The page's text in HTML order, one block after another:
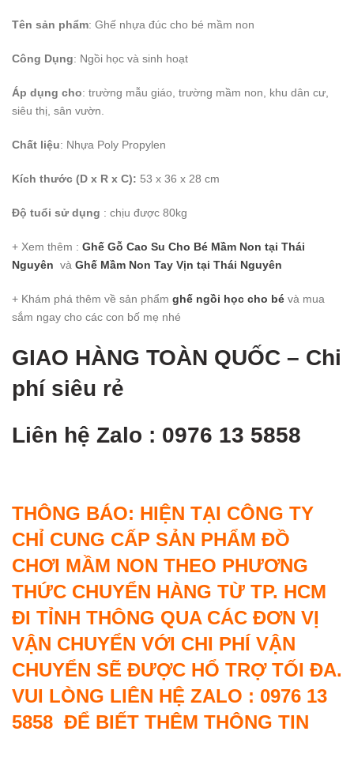
Tên sản phẩm: Ghế nhựa đúc cho bé mầm non
Công Dụng: Ngồi học và sinh hoạt
Áp dụng cho: trường mẫu giáo, trường mầm non, khu dân cư,
siêu thị, sân vườn.
Chất liệu: Nhựa Poly Propylen
Kích thước (D x R x C): 53 x 36 x 28 cm
Độ tuổi sử dụng : chịu được 80kg
+ Xem thêm : Ghế Gỗ Cao Su Cho Bé Mầm Non tại Thái
Nguyên và Ghế Mầm Non Tay Vịn tại Thái Nguyên
+ Khám phá thêm về sản phẩm ghế ngồi học cho bé và mua
sắm ngay cho các con bố mẹ nhé
GIAO HÀNG TOÀN QUỐC – Chi
phí siêu rẻ
Liên hệ Zalo : 0976 13 5858
THÔNG BÁO: HIỆN TẠI CÔNG TY
CHỈ CUNG CẤP SẢN PHẨM ĐỒ
CHƠI MẦM NON THEO PHƯƠNG
THỨC CHUYỂN HÀNG TỪ TP. HCM
ĐI TỈNH THÔNG QUA CÁC ĐƠN VỊ
VẬN CHUYỂN VỚI CHI PHÍ VẬN
CHUYỂN SẼ ĐƯỢC HỔ TRỢ TỐI ĐA.
VUI LÒNG LIÊN HỆ ZALO : 0976 13
5858 ĐỂ BIẾT THÊM THÔNG TIN